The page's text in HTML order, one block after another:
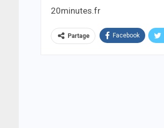
20minutes.fr
Partage Facebook